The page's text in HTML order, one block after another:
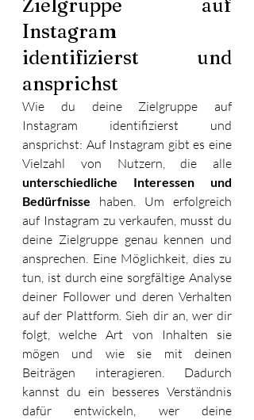
Zielgruppe auf
Instagram
identifizierst und
ansprichst
Wie du deine Zielgruppe auf
Instagram identifizierst und
ansprichst: Auf Instagram gibt es eine
unterschiedliche Interessen und
Bedürfnisse haben. Um erfolgreich
auf Instagram zu verkaufen, musst du
deine Zielgruppe genau kennen und
ansprechen. Eine Möglichkeit, dies zu
tun, ist durch eine sorgfältige Analyse
deiner Follower und deren Verhalten
auf der Plattform. Sieh dir an, wer dir
folgt, welche Art von Inhalten sie
mögen und wie sie mit deinen
Beiträgen interagieren. Dadurch
kannst du ein besseres Verständnis
dafür entwickeln, wer deine